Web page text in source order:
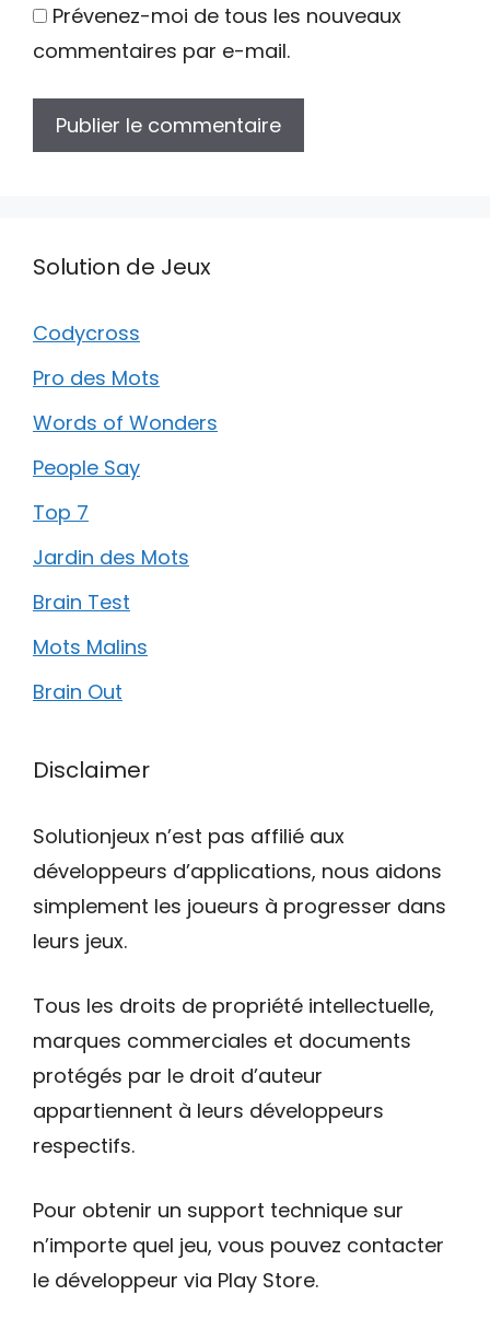
Prévenez-moi de tous les nouveaux
commentaires par e-mail.
Solution de Jeux
Codycross
Pro des Mots
Words of Wonders
People Say
Top 7
Jardin des Mots
Brain Test
Mots Malins
Brain Out
Disclaimer
Solutionjeux n’est pas affilié aux
développeurs d’applications, nous aidons
simplement les joueurs à progresser dans
leurs jeux.
Tous les droits de propriété intellectuelle,
marques commerciales et documents
protégés par le droit d’auteur
appartiennent à leurs développeurs
respectifs.
Pour obtenir un support technique sur
n’importe quel jeu, vous pouvez contacter
le développeur via Play Store.